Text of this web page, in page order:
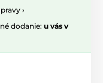
›
dodanie: u vás v